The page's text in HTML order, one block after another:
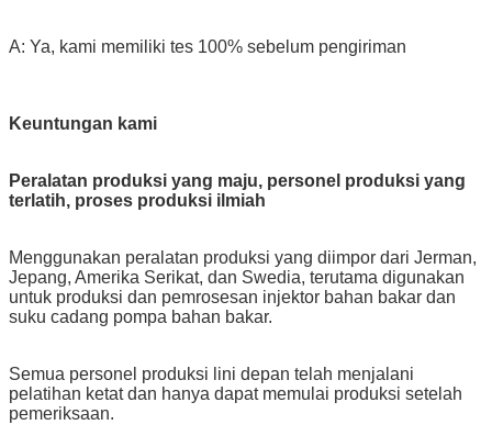
A: Ya, kami memiliki tes 100% sebelum pengiriman
Keuntungan kami
Peralatan produksi yang maju, personel produksi yang
terlatih, proses produksi ilmiah
Menggunakan peralatan produksi yang diimpor dari Jerman,
Jepang, Amerika Serikat, dan Swedia, terutama digunakan
untuk produksi dan pemrosesan injektor bahan bakar dan
suku cadang pompa bahan bakar.
Semua personel produksi lini depan telah menjalani
pelatihan ketat dan hanya dapat memulai produksi setelah
pemeriksaan.